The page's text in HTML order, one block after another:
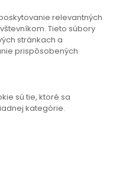
relevantných
Tieto súbory
stránkach a
prispôsobených
sú tie, ktoré sa
kategórie.